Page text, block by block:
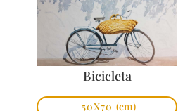
Bicicleta
50X70 (cm)